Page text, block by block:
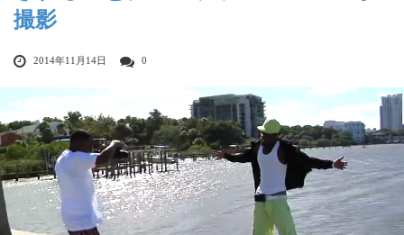
撮影
2014年11月14日 0